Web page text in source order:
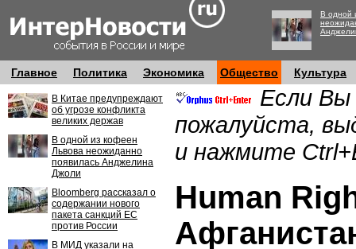
В одной
Главное Политика Экономика Общество Культура
В Китае предупреждают
об угрозе конфликта
великих держав
В одной из кофеен
Львова неожиданно
появилась Анджелина
Джоли
Bloomberg рассказал о
содержании нового
пакета санкций ЕС
против России
В МИД указали на
Если Вы
пожалуйста,
и нажмите
Human